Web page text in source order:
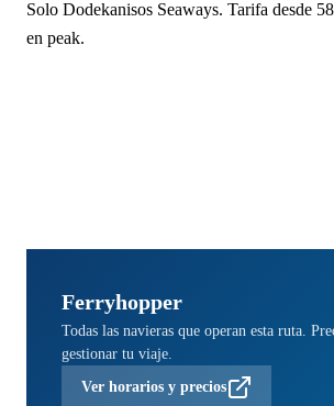
Solo Dodekanisos Seaways. Tarifa desde
en peak.
Ferryhopper
Todas las navieras que operan esta ruta.
gestionar tu viaje.
Ver horarios y precios